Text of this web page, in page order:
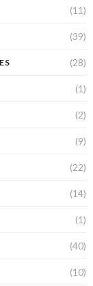
(11)
(39)
(28)
(1)
(2)
(9)
(22)
(14)
(1)
(40)
(10)